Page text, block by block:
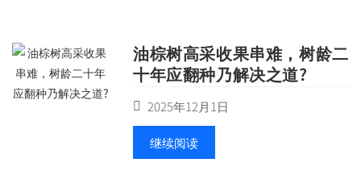
油棕树高采收果串难，树龄二
十年应翻种乃解决之道?
2025年12月1日
继续阅读